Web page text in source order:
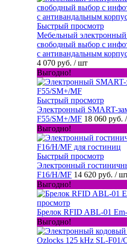
Быстрый просмотр
Мебельный электронный
свободный выбор с
с антивандальным
4 070 руб. / шт
Выгодно!
Быстрый просмотр
Электронный SMART-
F55/SM+/MF 18 060 руб.
Выгодно!
Быстрый просмотр
Электронный
F16/H/MF 14 620 руб. /
Выгодно!
просмотр
Брелок RFID ABL-01
Выгодно!